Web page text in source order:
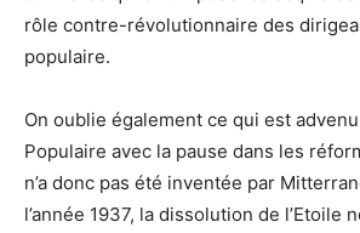
rôle contre-révolutionnaire des
populaire.
On oublie également ce qui est
Populaire avec la pause dans les
n’a donc pas été inventée par
l’année 1937, la dissolution de l’Etoile